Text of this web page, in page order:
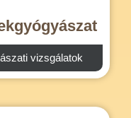
vizsgálatok